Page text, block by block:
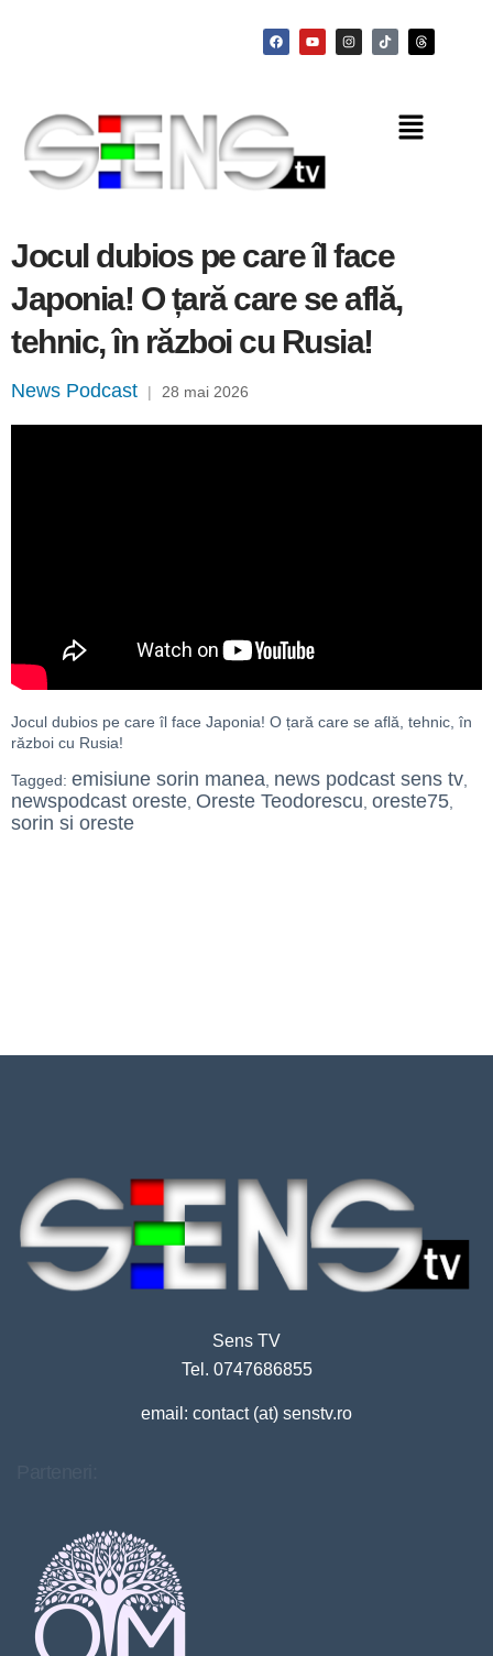
Jocul dubios pe care îl face
Japonia! O țară care se află,
tehnic, în război cu Rusia!
News Podcast | 28 mai 2026
Jocul dubios pe care îl face Japonia! O țară care se află, tehnic, în
război cu Rusia!
Tagged: emisiune sorin manea news podcast sens tv
newspodcast oreste Oreste Teodorescu oreste75
sorin si oreste
Sens TV
Tel. 0747686855
email: contact (at) senstv.ro